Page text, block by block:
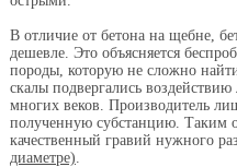
В отличие от бетона на щебне,
дешевле. Это объясняется
породы, которую не сложно
скалы подвергались
многих веков. Производитель
полученную субстанцию. Таким
качественный гравий нужного
диаметре).